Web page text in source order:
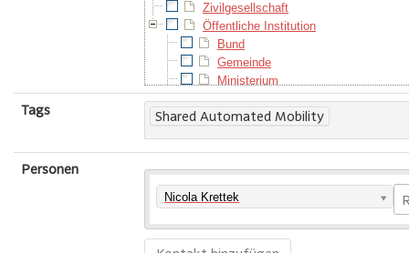
Zivilgesellschaft
Öffentliche Institution
Bund
Gemeinde
Ministerium
Region
Wien-Umgebung
Tags Shared Automated Mobility
Personen
Nicola Krettek